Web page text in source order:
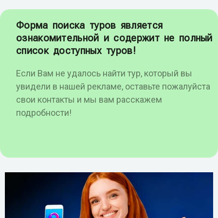
Форма поиска туров является
ознакомительной и содержит не полный
список доступных туров!
Если Вам не удалось найти тур, который вы
увидели в нашей рекламе, оставьте пожалуйста
свои контакты и мы вам расскажем
подробности!